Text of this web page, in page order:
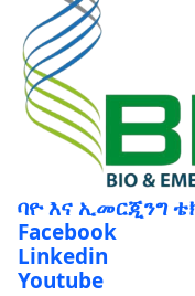
ባዮ እና ኢመርጂንግ
Facebook
Linkedin
Youtube